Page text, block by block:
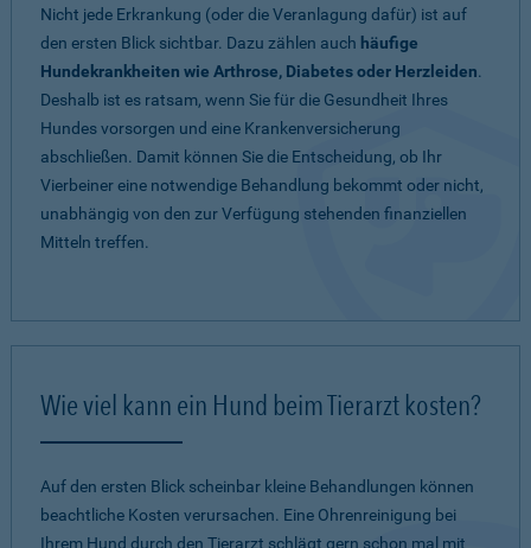
Nicht jede Erkrankung (oder die Veranlagung dafür) ist auf
den ersten Blick sichtbar. Dazu zählen auch häufige
Hundekrankheiten wie Arthrose, Diabetes oder Herzleiden.
Deshalb ist es ratsam, wenn Sie für die Gesundheit Ihres
Hundes vorsorgen und eine Krankenversicherung
abschließen. Damit können Sie die Entscheidung, ob Ihr
Vierbeiner eine notwendige Behandlung bekommt oder nicht,
unabhängig von den zur Verfügung stehenden finanziellen
Mitteln treffen.
Wie viel kann ein Hund beim Tierarzt kosten?
Auf den ersten Blick scheinbar kleine Behandlungen können
beachtliche Kosten verursachen. Eine Ohrenreinigung bei
Ihrem Hund durch den Tierarzt schlägt gern schon mal mit